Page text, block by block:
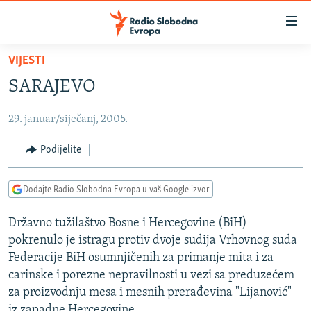
Pređite
glavni
Pređite
Pređite
pretragu
BOSNA I HERCEGOVINA
SRBIJA
KOSOVO
VIZUELNO
VIDEO
FOTOGALERIJE
INFOGRAFIKE
PODCASTI
RAT U UKRAJINI
KINA NA BALKANU
RSE PRIČE IZ SVIJETA
VIJESTI
SARAJEVO
29. januar/siječanj, 2005.
Podijelite
Dodajte Radio Slobodna Evropa u vaš Google izvor
Državno tužilaštvo Bosne i Hercegovine (BiH)
pokrenulo je istragu protiv dvoje sudija Vrhovnog suda
Federacije BiH osumnjičenih za primanje mita i za
carinske i porezne nepravilnosti u vezi sa preduzećem
za proizvodnju mesa i mesnih prerađevina "Lijanović"